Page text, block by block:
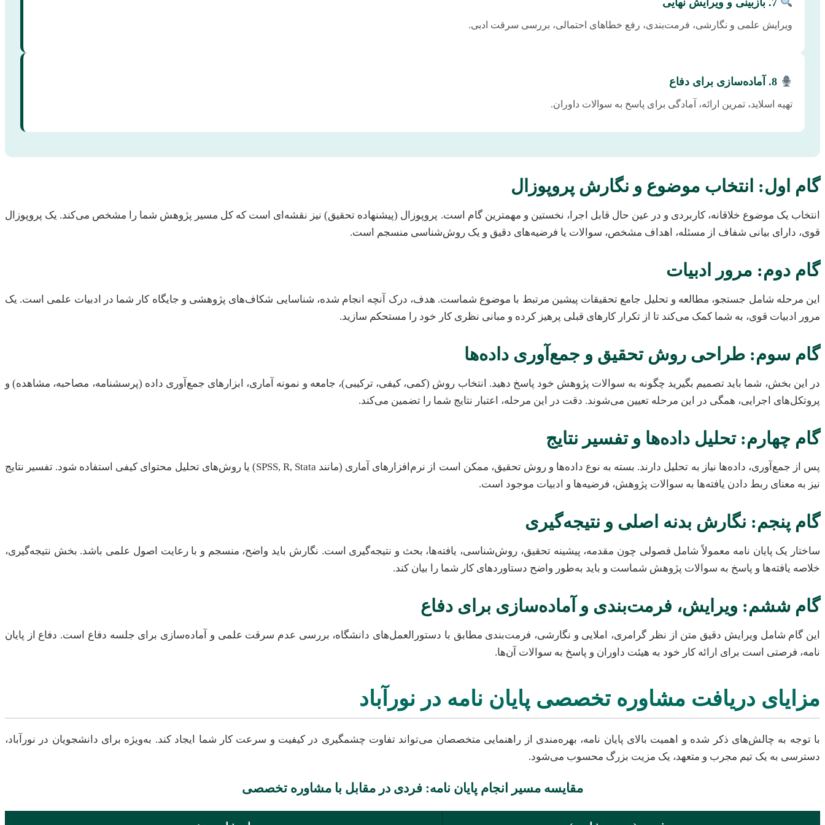
ویرایش علمی و نگارشی، فرمت‌بندی، رفع خطاهای احتمالی، بررسی سرقت ادبی.
8. آماده‌سازی برای دفاع
تهیه اسلاید، تمرین ارائه، آمادگی برای پاسخ به سوالات داوران.
گام اول: انتخاب موضوع و نگارش پروپوزال
انتخاب یک موضوع خلاقانه، کاربردی و در عین حال قابل اجرا، نخستین و مهمترین گام است. پروپوزال (پیشنهاده تحقیق) نیز نقشه‌ای است که کل مسیر پژوهش شما را مشخص می‌کند. یک پروپوزال
قوی، دارای بیانی شفاف از مسئله، اهداف مشخص، سوالات یا فرضیه‌های دقیق و یک روش‌شناسی منسجم است.
گام دوم: مرور ادبیات
این مرحله شامل جستجو، مطالعه و تحلیل جامع تحقیقات پیشین مرتبط با موضوع شماست. هدف، درک آنچه انجام شده، شناسایی شکاف‌های پژوهشی و جایگاه کار شما در ادبیات علمی است. یک
مرور ادبیات قوی، به شما کمک می‌کند تا از تکرار کارهای قبلی پرهیز کرده و مبانی نظری کار خود را مستحکم سازید.
گام سوم: طراحی روش تحقیق و جمع‌آوری داده‌ها
در این بخش، شما باید تصمیم بگیرید چگونه به سوالات پژوهش خود پاسخ دهید. انتخاب روش (کمی، کیفی، ترکیبی)، جامعه و نمونه آماری، ابزارهای جمع‌آوری داده (پرسشنامه، مصاحبه، مشاهده) و
پروتکل‌های اجرایی، همگی در این مرحله تعیین می‌شوند. دقت در این مرحله، اعتبار نتایج شما را تضمین می‌کند.
گام چهارم: تحلیل داده‌ها و تفسیر نتایج
پس از جمع‌آوری، داده‌ها نیاز به تحلیل دارند. بسته به نوع داده‌ها و روش تحقیق، ممکن است از نرم‌افزارهای آماری (مانند SPSS, R, Stata) یا روش‌های تحلیل محتوای کیفی استفاده شود. تفسیر نتایج
نیز به معنای ربط دادن یافته‌ها به سوالات پژوهش، فرضیه‌ها و ادبیات موجود است.
گام پنجم: نگارش بدنه اصلی و نتیجه‌گیری
ساختار یک پایان نامه معمولاً شامل فصولی چون مقدمه، پیشینه تحقیق، روش‌شناسی، یافته‌ها، بحث و نتیجه‌گیری است. نگارش باید واضح، منسجم و با رعایت اصول علمی باشد. بخش نتیجه‌گیری،
خلاصه یافته‌ها و پاسخ به سوالات پژوهش شماست و باید به‌طور واضح دستاوردهای کار شما را بیان کند.
گام ششم: ویرایش، فرمت‌بندی و آماده‌سازی برای دفاع
این گام شامل ویرایش دقیق متن از نظر گرامری، املایی و نگارشی، فرمت‌بندی مطابق با دستورالعمل‌های دانشگاه، بررسی عدم سرقت علمی و آماده‌سازی برای جلسه دفاع است. دفاع از پایان
نامه، فرصتی است برای ارائه کار خود به هیئت داوران و پاسخ به سوالات آن‌ها.
مزایای دریافت مشاوره تخصصی پایان نامه در نورآباد
با توجه به چالش‌های ذکر شده و اهمیت بالای پایان نامه، بهره‌مندی از راهنمایی متخصصان می‌تواند تفاوت چشمگیری در کیفیت و سرعت کار شما ایجاد کند. به‌ویژه برای دانشجویان در نورآباد،
دسترسی به یک تیم مجرب و متعهد، یک مزیت بزرگ محسوب می‌شود.
مقایسه مسیر انجام پایان نامه: فردی در مقابل با مشاوره تخصصی